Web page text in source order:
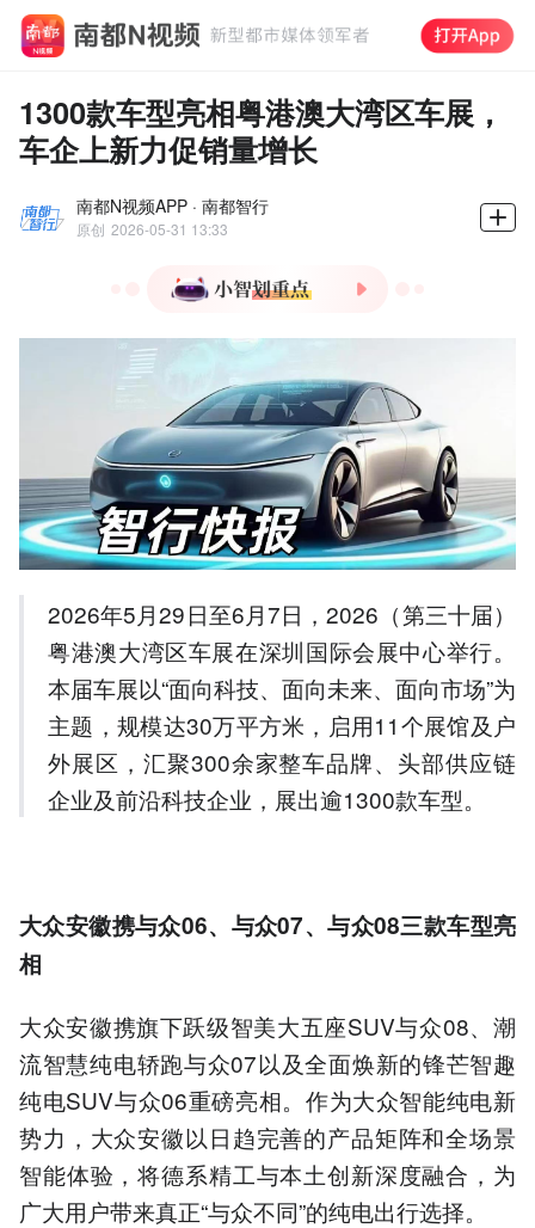
1300款车型亮相粤港澳大湾区车展，
车企上新力促销量增长
南都N视频APP · 南都智行
原创 2026-05-31 13:33
舰SUV与众08续航730km支
持800V快充。
2.沃尔沃EX90/ES90上市，
搭载第三代电驱系统，百公
里加速最快3.9秒，制动距
离仅35米。
3.沃尔沃新车通过全球严苛
测试，采用全铝底盘和智能
舒适性。
4.大众安徽加速布局充电网
推出行业首个AI事故定损服
务。
5.沃尔沃纯电车型采用硼钢
防护结构，电池可承受15
吨/cm²压力，重新定义电车
2026年5月29日至6月7日，2026（第三十届）
粤港澳大湾区车展在深圳国际会展中心举行。
本届车展以“面向科技、面向未来、面向市场”为
主题，规模达30万平方米，启用11个展馆及户
外展区，汇聚300余家整车品牌、头部供应链
企业及前沿科技企业，展出逾1300款车型。
大众安徽携与众06、与众07、与众08三款车型亮
相
大众安徽携旗下跃级智美大五座SUV与众08、潮
流智慧纯电轿跑与众07以及全面焕新的锋芒智趣
纯电SUV与众06重磅亮相。作为大众智能纯电新
势力，大众安徽以日趋完善的产品矩阵和全场景
智能体验，将德系精工与本土创新深度融合，为
广大用户带来真正“与众不同”的纯电出行选择。